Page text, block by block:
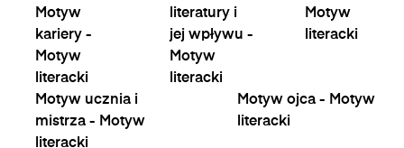
Motyw
kariery -
Motyw
literacki
literatury i
jej wpływu -
Motyw
literacki
Motyw
literacki
Motyw ucznia i
mistrza - Motyw
literacki
Motyw ojca - Motyw
literacki